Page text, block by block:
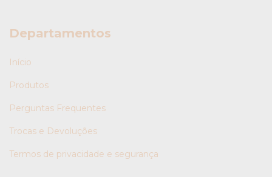
Departamentos
Início
Produtos
Perguntas Frequentes
Trocas e Devoluções
Termos de privacidade e segurança